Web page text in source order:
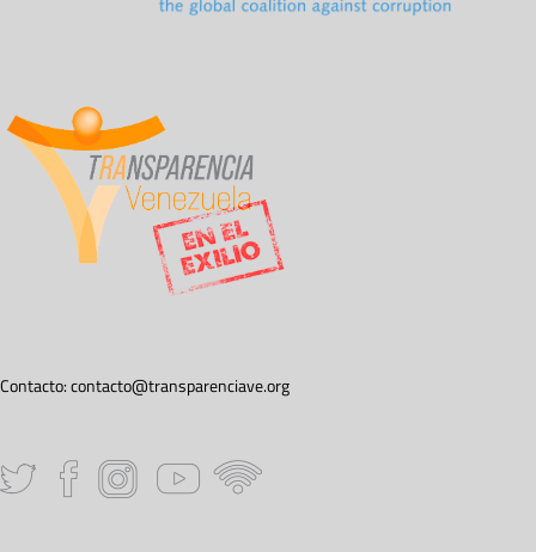
Contacto:contacto@transparenciave.org